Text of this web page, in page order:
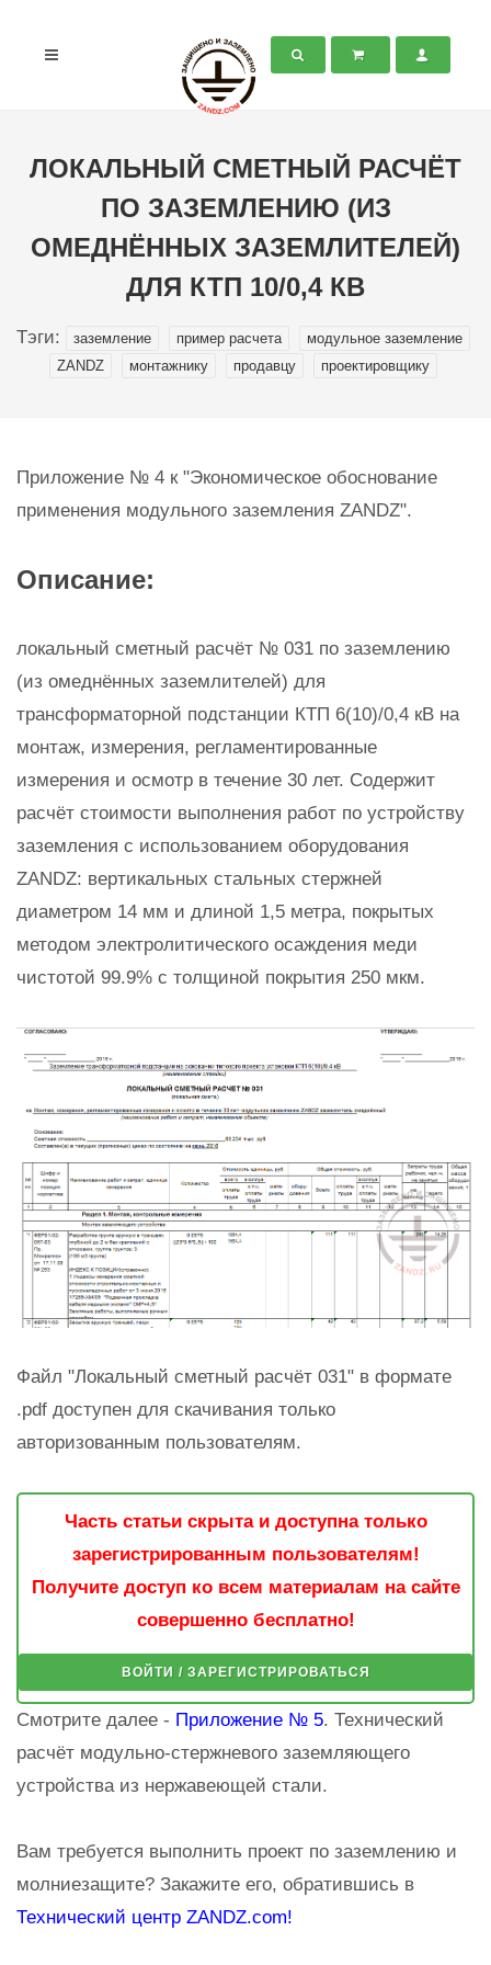
ЛОКАЛЬНЫЙ СМЕТНЫЙ РАСЧЁТ
ПО ЗАЗЕМЛЕНИЮ (ИЗ
ОМЕДНЁННЫХ ЗАЗЕМЛИТЕЛЕЙ)
ДЛЯ КТП 10/0,4 КВ
Тэги: заземление пример расчета
модульное заземление
ZANDZ
монтажнику продавцу проектировщику
Приложение № 4 к "Экономическое обоснование
применения модульного заземления ZANDZ".
Описание:
локальный сметный расчёт № 031 по заземлению
(из омеднённых заземлителей) для
трансформаторной подстанции КТП 6(10)/0,4 кВ на
монтаж, измерения, регламентированные
измерения и осмотр в течение 30 лет. Содержит
расчёт стоимости выполнения работ по устройству
заземления с использованием оборудования
ZANDZ: вертикальных стальных стержней
диаметром 14 мм и длиной 1,5 метра, покрытых
методом электролитического осаждения меди
чистотой 99.9% с толщиной покрытия 250 мкм.
Файл "Локальный сметный расчёт 031" в формате
.pdf доступен для скачивания только
авторизованным пользователям.
Часть статьи скрыта и доступна только
зарегистрированным пользователям!
Получите доступ ко всем материалам на сайте
совершенно бесплатно!
ВОЙТИ / ЗАРЕГИСТРИРОВАТЬСЯ
Смотрите далее - Приложение № 5. Технический
расчёт модульно-стержневого заземляющего
устройства из нержавеющей стали.
Вам требуется выполнить проект по заземлению и
молниезащите? Закажите его, обратившись в
Технический центр ZANDZ.com!